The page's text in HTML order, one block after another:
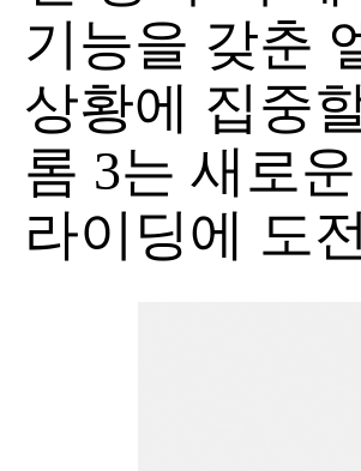
기능을 갖춘
상황에 집중
롬 3는 새로
라이딩에 도